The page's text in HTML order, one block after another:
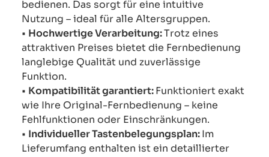
bedienen. Das sorgt für eine intuitive
Nutzung – ideal für alle Altersgruppen.
• Hochwertige Verarbeitung:Trotz eines
attraktiven Preises bietet die Fernbedienung
langlebige Qualität und zuverlässige
Funktion.
• Kompatibilität garantiert:Funktioniert exakt
wie Ihre Original-Fernbedienung – keine
Fehlfunktionen oder Einschränkungen.
• Individueller Tastenbelegungsplan:Im
Lieferumfang enthalten ist ein detaillierter